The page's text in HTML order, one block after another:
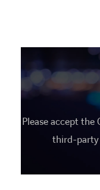
Please accept the
third-party